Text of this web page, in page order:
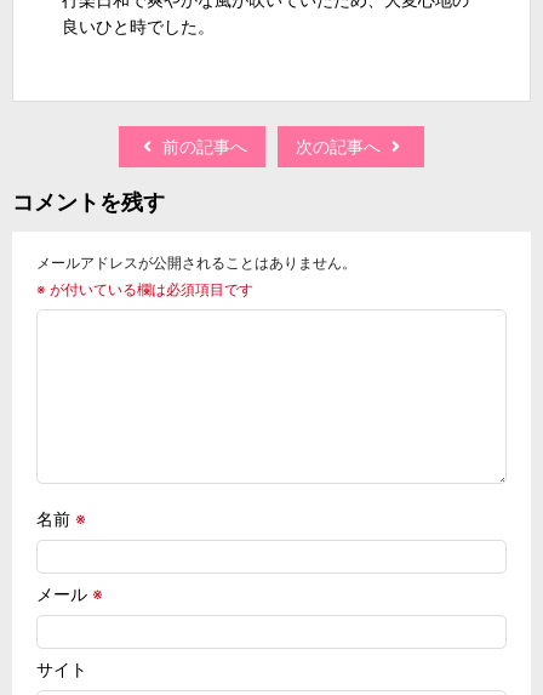
良いひと時でした。
前の記事へ 次の記事へ
コメントを残す
メールアドレスが公開されることはありません。
※ が付いている欄は必須項目です
名前 ※
メール ※
サイト